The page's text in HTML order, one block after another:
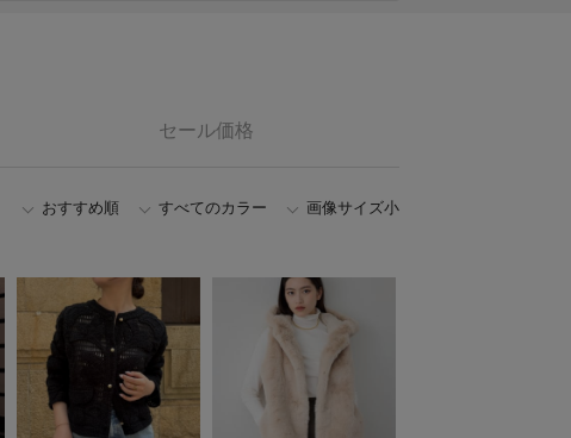
セール価格
おすすめ順 すべてのカラー 画像サイズ小